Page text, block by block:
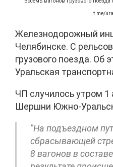
t.me/
Железнодорожный
Челябинске. С
грузового поезда. Об
Уральская
ЧП случилось утром 1
Шершни Южно-
"На подъездном
сбрасывающей
8 вагонов в